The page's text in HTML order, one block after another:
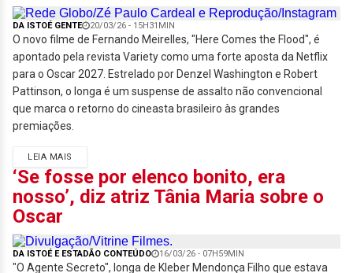
DA ISTOÉ GENTE 20/03/26 - 15H31MIN
O novo filme de Fernando Meirelles, "Here Comes the Flood", é
apontado pela revista Variety como uma forte aposta da Netflix
para o Oscar 2027. Estrelado por Denzel Washington e Robert
Pattinson, o longa é um suspense de assalto não convencional
que marca o retorno do cineasta brasileiro às grandes
premiações.
LEIA MAIS
‘Se fosse por elenco bonito, era
nosso’, diz atriz Tânia Maria sobre o
Oscar
DA ISTOÉ E ESTADÃO CONTEÚDO 16/03/26 - 07H59MIN
"O Agente Secreto", longa de Kleber Mendonça Filho que estava